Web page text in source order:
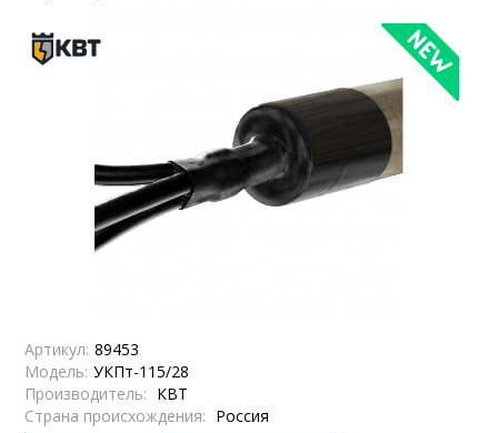
Артикул: 89453
Модель: УКПт-115/28
Производитель: КВТ
Страна происхождения: Россия